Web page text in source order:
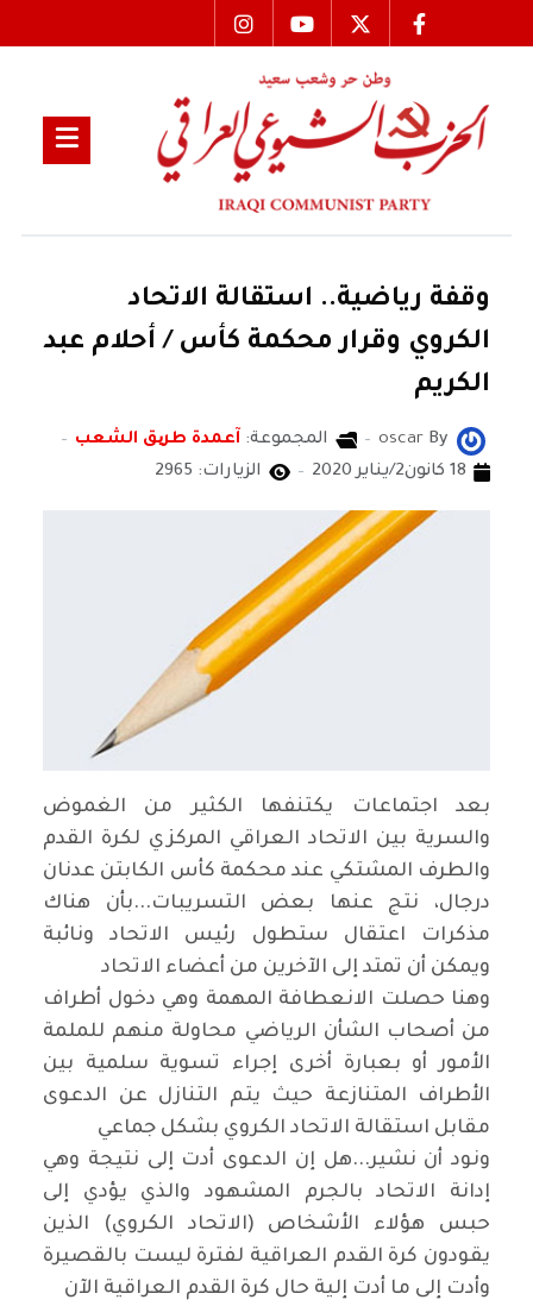
وقفة رياضية.. استقالة الاتحاد
الكروي وقرار محكمة كأس / أحلام عبد
الكريم
By
oscar المجموعة: آعمدة طریق الشعب
18 كانون2/يناير 2020
الزيارات: 2965
بعد اجتماعات يكتنفها الكثير من الغموض
والسرية بين الاتحاد العراقي المركزي لكرة القدم
والطرف المشتكي عند محكمة كأس الكابتن عدنان
درجال، نتج عنها بعض التسريبات...بأن هناك
مذكرات اعتقال ستطول رئيس الاتحاد ونائبة
ويمكن أن تمتد إلى الآخرين من أعضاء الاتحاد
وهنا حصلت الانعطافة المهمة وهي دخول أطراف
من أصحاب الشأن الرياضي محاولة منهم للملمة
الأمور أو بعبارة أخرى إجراء تسوية سلمية بين
الأطراف المتنازعة حيث يتم التنازل عن الدعوى
مقابل استقالة الاتحاد الكروي بشكل جماعي
ونود أن نشير...هل إن الدعوى أدت إلى نتيجة وهي
إدانة الاتحاد بالجرم المشهود والذي يؤدي إلى
حبس هؤلاء الأشخاص (الاتحاد الكروي) الذين
يقودون كرة القدم العراقية لفترة ليست بالقصيرة
وأدت إلى ما أدت إلية حال كرة القدم العراقية الآن